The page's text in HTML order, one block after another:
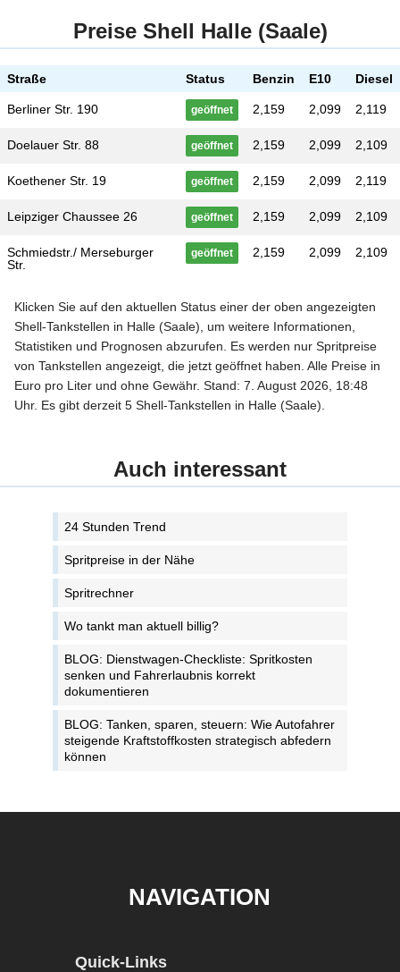
Preise Shell Halle (Saale)
Straße Status Benzin E10 Diesel
Berliner Str. 190 geöffnet 2,159 2,099 2,119
Doelauer Str. 88 geöffnet 2,159 2,099 2,109
Koethener Str. 19 geöffnet 2,159 2,099 2,119
Leipziger Chaussee 26 geöffnet 2,159 2,099 2,109
Schmiedstr./ Merseburger
Str.
geöffnet 2,159 2,099 2,109
Klicken Sie auf den aktuellen Status einer der oben angezeigten
Shell-Tankstellen in Halle (Saale), um weitere Informationen,
Statistiken und Prognosen abzurufen. Es werden nur Spritpreise
von Tankstellen angezeigt, die jetzt geöffnet haben. Alle Preise in
Euro pro Liter und ohne Gewähr. Stand: 7. August 2026, 18:48
Uhr. Es gibt derzeit 5 Shell-Tankstellen in Halle (Saale).
Auch interessant
24 Stunden Trend
Spritpreise in der Nähe
Spritrechner
Wo tankt man aktuell billig?
BLOG: Dienstwagen-Checkliste: Spritkosten
senken und Fahrerlaubnis korrekt
dokumentieren
BLOG: Tanken, sparen, steuern: Wie Autofahrer
steigende Kraftstoffkosten strategisch abfedern
können
NAVIGATION
Quick-Links